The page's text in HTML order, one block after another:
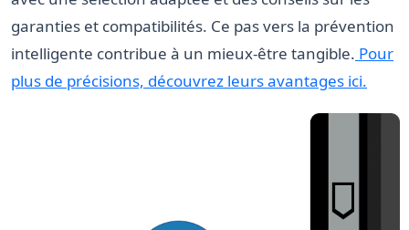
garanties et compatibilités. Ce pas vers la prévention
intelligente contribue à un mieux-être tangible. Pour
plus de précisions, découvrez leurs avantages ici.